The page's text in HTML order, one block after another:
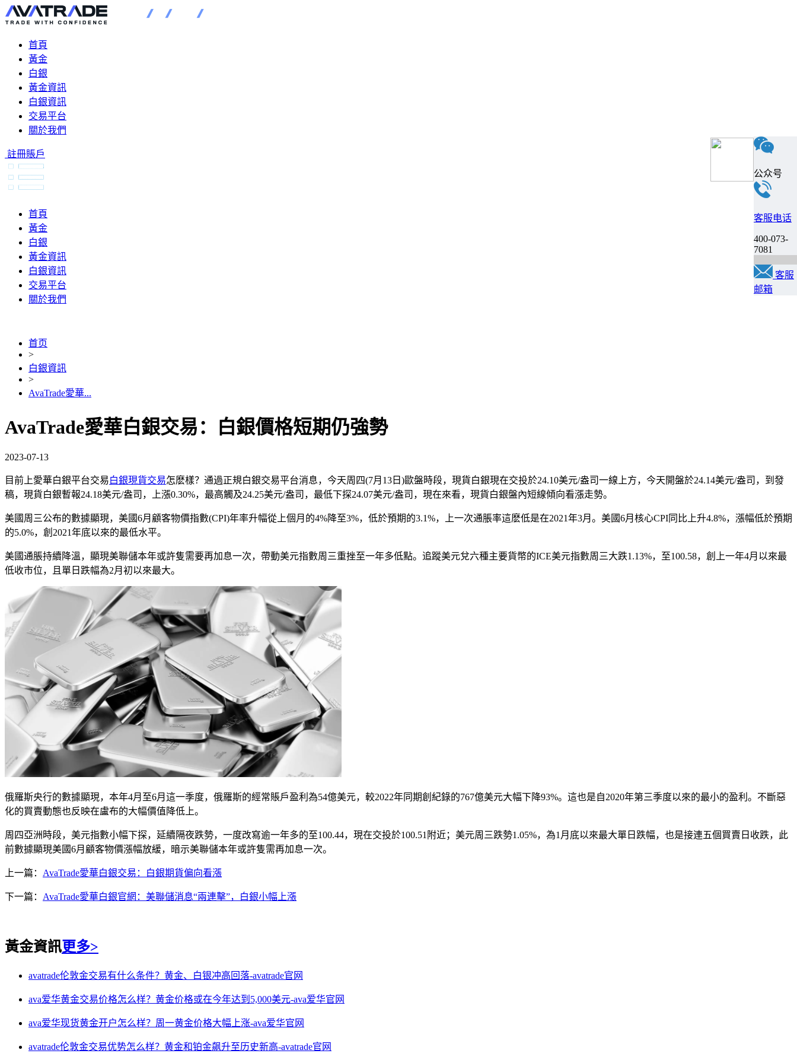
首頁
黃金
白銀
黃金資訊
白銀資訊
交易平台
關於我們
註冊賬戶
首頁
黃金
白銀
黃金資訊
白銀資訊
交易平台
關於我們
首页
>
白銀資訊
>
AvaTrade愛華...
AvaTrade愛華白銀交易：白銀價格短期仍強勢
2023-07-13
目前上愛華白銀平台交易白銀現貨交易怎麽樣？通過正規白銀交易平台消息，今天周四(7月13日)歐盤時段，現貨白銀現在交投於24.10美元/盎司一線上方，今天開盤於24.14美元/盎司，到發
稿，現貨白銀暫報24.18美元/盎司，上漲0.30%，最高觸及24.25美元/盎司，最低下探24.07美元/盎司，現在來看，現貨白銀盤內短線傾向看漲走勢。
美國周三公布的數據顯現，美國6月顧客物價指數(CPI)年率升幅從上個月的4%降至3%，低於預期的3.1%，上一次通脹率這麽低是在2021年3月。美國6月核心CPI同比上升4.8%，漲幅低於預期
的5.0%，創2021年底以來的最低水平。
美國通脹持續降溫，顯現美聯儲本年或許隻需要再加息一次，帶動美元指數周三重挫至一年多低點。追蹤美元兌六種主要貨幣的ICE美元指數周三大跌1.13%，至100.58，創上一年4月以來最
低收市位，且單日跌幅為2月初以來最大。
俄羅斯央行的數據顯現，本年4月至6月這一季度，俄羅斯的經常賬戶盈利為54億美元，較2022年同期創紀錄的767億美元大幅下降93%。這也是自2020年第三季度以來的最小的盈利。不斷惡
化的買賣動態也反映在盧布的大幅價值降低上。
周四亞洲時段，美元指數小幅下探，延續隔夜跌勢，一度改寫逾一年多的至100.44，現在交投於100.51附近；美元周三跌勢1.05%，為1月底以來最大單日跌幅，也是接連五個買賣日收跌，此
前數據顯現美國6月顧客物價漲幅放緩，暗示美聯儲本年或許隻需再加息一次。
上一篇： AvaTrade愛華白銀交易：白銀期貨偏向看漲
下一篇： AvaTrade愛華白銀官網：美聯儲消息“兩連擊”，白銀小幅上漲
黃金資訊更多>
avatrade伦敦金交易有什么条件？黄金、白银冲高回落-avatrade官网
ava爱华黄金交易价格怎么样？黄金价格或在今年达到5,000美元-ava爱华官网
ava爱华现货黄金开户怎么样？周一黄金价格大幅上涨-ava爱华官网
avatrade伦敦金交易优势怎么样？黄金和铂金飙升至历史新高-avatrade官网
公众号
客服电话
400-073-
7081
客服
邮箱